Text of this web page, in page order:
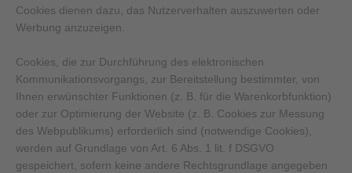
Cookies dienen dazu, das Nutzerverhalten auszuwerten oder
Werbung anzuzeigen.
Cookies, die zur Durchführung des elektronischen
Kommunikationsvorgangs, zur Bereitstellung bestimmter, von
Ihnen erwünschter Funktionen (z. B. für die Warenkorbfunktion)
oder zur Optimierung der Website (z. B. Cookies zur Messung
des Webpublikums) erforderlich sind (notwendige Cookies),
werden auf Grundlage von Art. 6 Abs. 1 lit. f DSGVO
gespeichert, sofern keine andere Rechtsgrundlage angegeben